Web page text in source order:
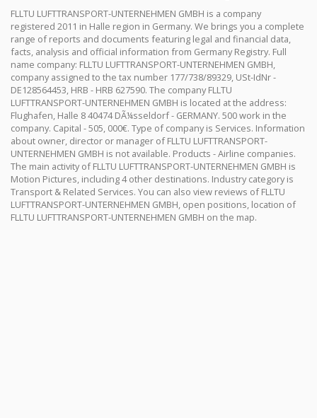
FLLTU LUFTTRANSPORT-UNTERNEHMEN GMBH is a company
registered 2011 in Halle region in Germany. We brings you a complete
range of reports and documents featuring legal and financial data,
facts, analysis and official information from Germany Registry. Full
name company: FLLTU LUFTTRANSPORT-UNTERNEHMEN GMBH,
company assigned to the tax number 177/738/89329, USt-IdNr -
DE128564453, HRB - HRB 627590. The company FLLTU
LUFTTRANSPORT-UNTERNEHMEN GMBH is located at the address:
Flughafen, Halle 8 40474 DÃ¼sseldorf - GERMANY. 500 work in the
company. Capital - 505, 000€. Type of company is Services. Information
about owner, director or manager of FLLTU LUFTTRANSPORT-
UNTERNEHMEN GMBH is not available. Products - Airline companies.
The main activity of FLLTU LUFTTRANSPORT-UNTERNEHMEN GMBH is
Motion Pictures, including 4 other destinations. Industry category is
Transport & Related Services. You can also view reviews of FLLTU
LUFTTRANSPORT-UNTERNEHMEN GMBH, open positions, location of
FLLTU LUFTTRANSPORT-UNTERNEHMEN GMBH on the map.